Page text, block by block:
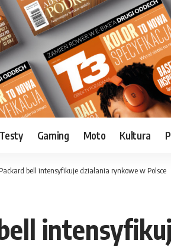
Testy Gaming Moto Kultura
Packard bell intensyfikuje działania rynkowe w Polsce